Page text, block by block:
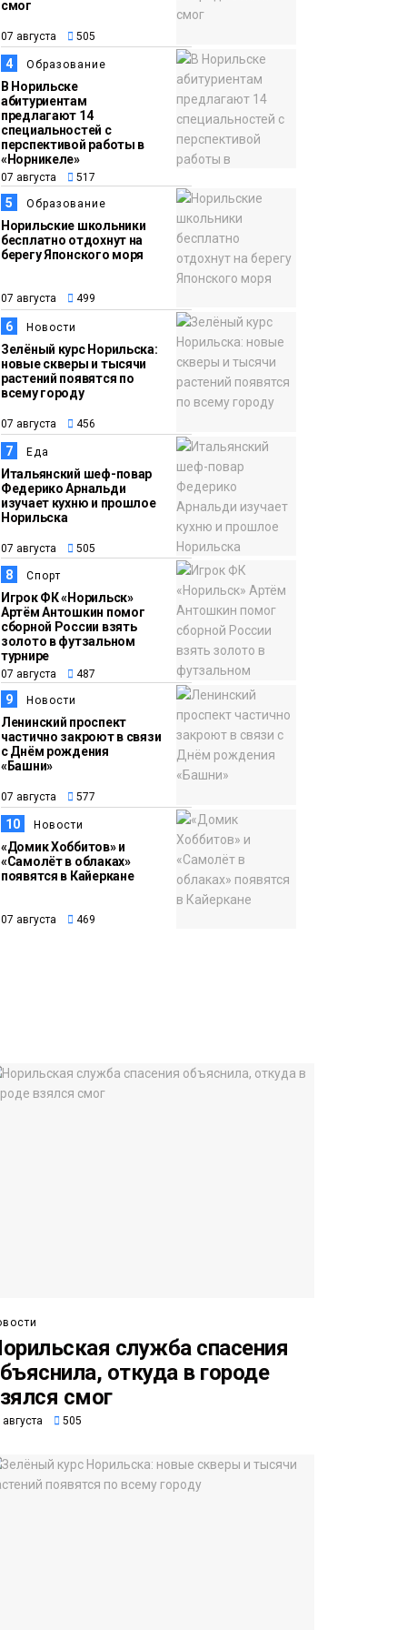
13:59
07 августа
Новости
«Домик Хоббитов» и
«Самолёт в облаках»
появятся в Кайеркане
смог
07 августа 505
4 Образование
В Норильске
абитуриентам
предлагают 14
специальностей с
перспективой работы в
«Норникеле»
07 августа 517
5 Образование
Норильские школьники
бесплатно отдохнут на
берегу Японского моря
07 августа 499
6 Новости
Зелёный курс Норильска:
новые скверы и тысячи
растений появятся по
всему городу
07 августа 456
7 Еда
Итальянский шеф-повар
Федерико Арнальди
изучает кухню и прошлое
Норильска
07 августа 505
8 Спорт
Игрок ФК «Норильск»
Артём Антошкин помог
сборной России взять
золото в футзальном
турнире
07 августа 487
9 Новости
Ленинский проспект
частично закроют в связи
с Днём рождения
«Башни»
07 августа 577
10 Новости
«Домик Хоббитов» и
«Самолёт в облаках»
появятся в Кайеркане
07 августа 469
служба спасения
откуда в городе
смог
505